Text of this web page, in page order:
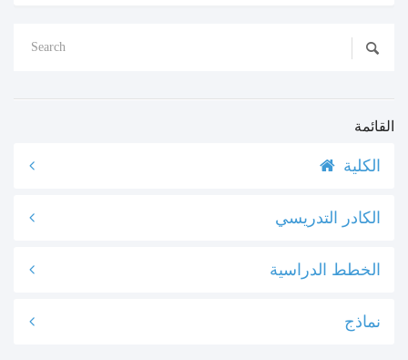
القائمة
الكلية
الكادر التدريسي
الخطط الدراسية
نماذج